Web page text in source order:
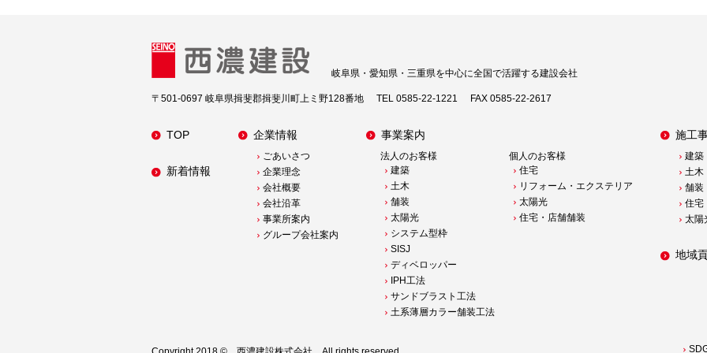
岐阜県・愛知県・三重県を中心に全国で活躍する建設会社
〒501-0697 岐阜県揖斐郡揖斐川町上ミ野128番地 TEL 0585-22-1221 FAX 0585-22-2617
TOP
新着情報
企業情報
ごあいさつ
企業理念
会社概要
会社沿革
事業所案内
グループ会社案内
事業案内
法人のお客様
建築
土木
舗装
太陽光
システム型枠
SISJ
ディベロッパー
IPH工法
サンドブラスト工法
土系薄層カラー舗装工法
個人のお客様
住宅
リフォーム・エクステリア
太陽光
住宅・店舗舗装
施工
建築
土木
舗装
住宅
太陽
地域